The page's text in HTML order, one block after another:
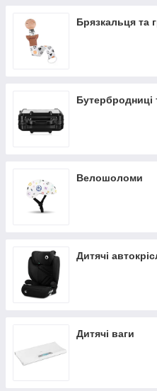
Брязкальця та
Бутербродниці
Велошоломи
Дитячі
Дитячі ваги